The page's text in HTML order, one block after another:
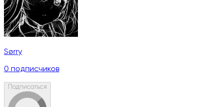
Sørry
0 подписчиков
Подписаться